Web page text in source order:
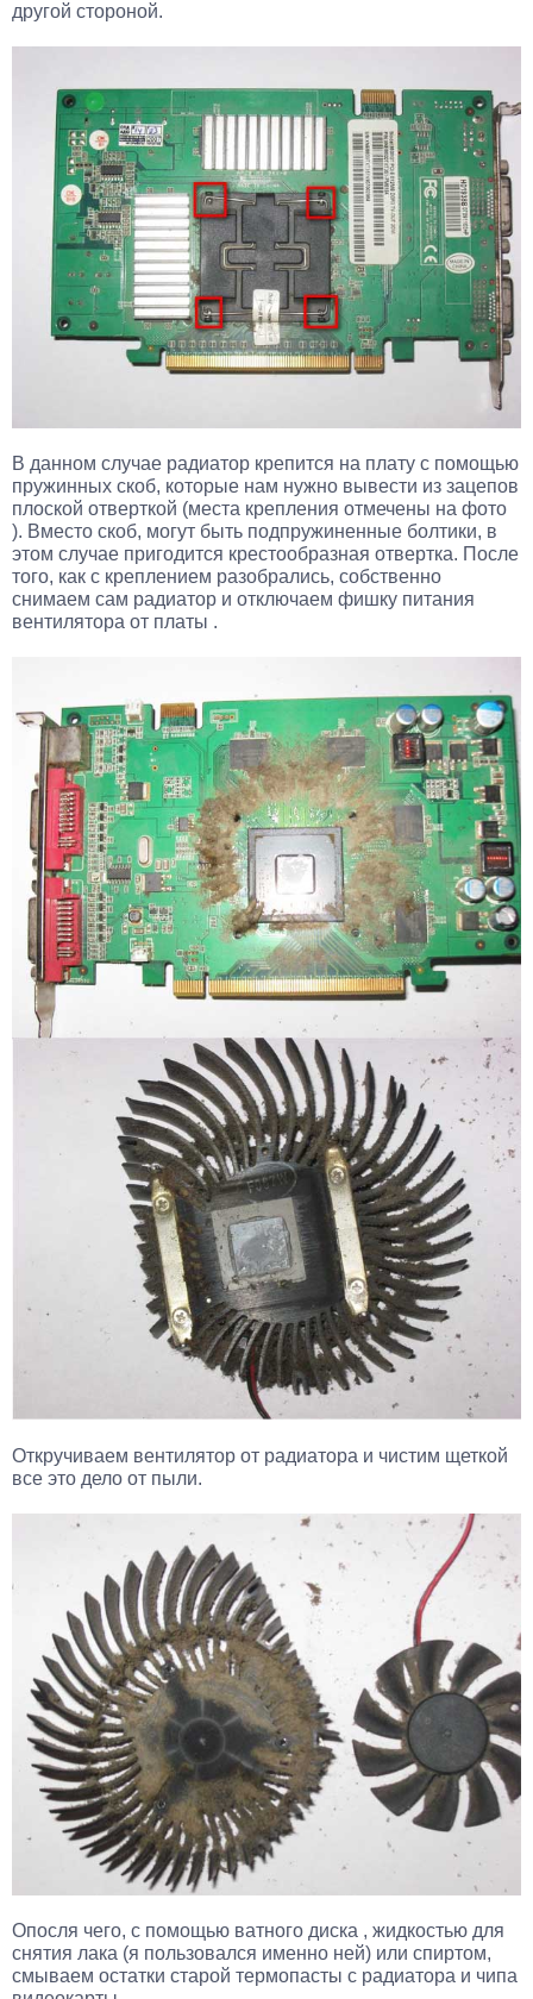
другой стороной.
В данном случае радиатор крепится на плату с помощью
пружинных скоб, которые нам нужно вывести из зацепов
плоской отверткой (места крепления отмечены на фото
). Вместо скоб, могут быть подпружиненные болтики, в
этом случае пригодится крестообразная отвертка. После
того, как с креплением разобрались, собственно
снимаем сам радиатор и отключаем фишку питания
вентилятора от платы .
Откручиваем вентилятор от радиатора и чистим щеткой
все это дело от пыли.
Опосля чего, с помощью ватного диска , жидкостью для
снятия лака (я пользовался именно ней) или спиртом,
смываем остатки старой термопасты с радиатора и чипа